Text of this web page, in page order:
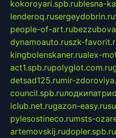
kokoroyari.spb.rublesna-
lenderoq.rusergeydobrin.ru
people-of-art.ru
dynamoauto.ruszk-
kingbolenskaner.rualex-
act1.spb.rupolyglot.com.ru
detsad125.rumir-
council.spb.ru
iclub.net.rugazon-easy.ru
pylesostineco.rumsts-
artemovskij.rudopler.spb.ru